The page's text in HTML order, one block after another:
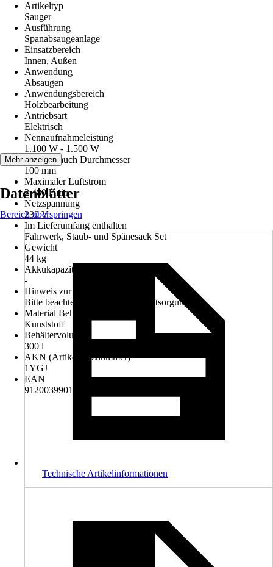
Artikeltyp
Sauger
Ausführung
Spanabsaugeanlage
Einsatzbereich
Innen, Außen
Anwendung
Absaugen
Anwendungsbereich
Holzbearbeitung
Antriebsart
Elektrisch
Nennaufnahmeleistung
1.100 W - 1.500 W
Saugschlauch Durchmesser
100 mm
Maximaler Luftstrom
2.480 l/min
Netzspannung
230 V
Im Lieferumfang enthalten
Fahrwerk, Staub- und Spänesack Set
Gewicht
44 kg
Akkukapazität
-
Hinweis zur Entsorgung
Bitte beachte die Hinweise zur Entsorgung
Material Behälter
Kunststoff
Behältervolumen
300 l
AKN (Artikelkurznummer)
1YGJ
EAN
9120039901930
Mehr anzeigen
Datenblätter
Bereich überspringen
Technische Artikelinformationen